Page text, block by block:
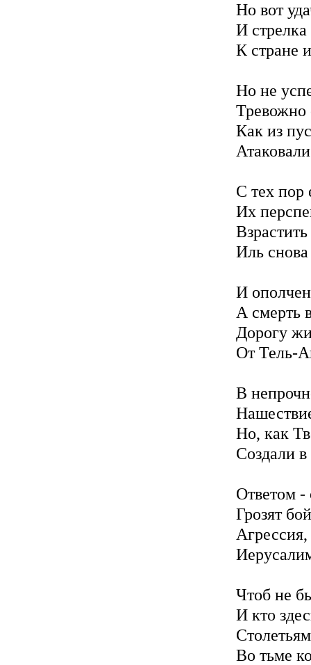
Но вот
И стрелка
К стране
Но не
Тревожно
Как из
С тех пор
Их
Иль снова
И
А смерть
Дорогу
От Тель-
В
Но, как
Создали
Ответом -
Грозят
Чтоб не
И кто
Во тьме